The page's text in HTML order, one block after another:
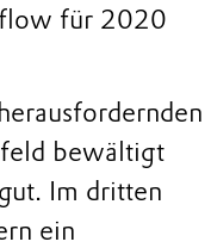
für 2020
bewältigt
Im dritten
ein